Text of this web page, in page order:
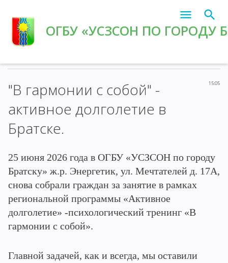
ОГБУ «УСЗСОН ПО ГОРОДУ
Главная
15:05
"В гармонии с собой" -
активное долголетие в
Братске.
25 июня 2026 года в ОГБУ «УСЗСОН по городу
Братску» ж.р. Энергетик, ул. Мечтателей д. 17А,
снова собрали граждан за занятие в рамках
региональной программы «Активное
долголетие» -психологический тренинг «В
гармонии с собой».
Главной задачей, как и всегда, мы оставили